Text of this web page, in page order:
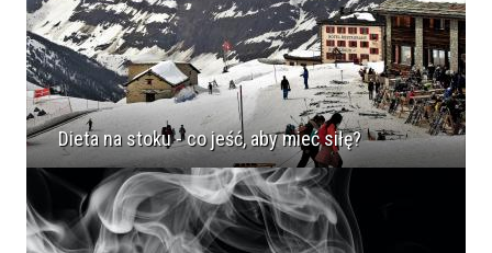
Dieta na stoku - co jeść, aby mieć siłę?